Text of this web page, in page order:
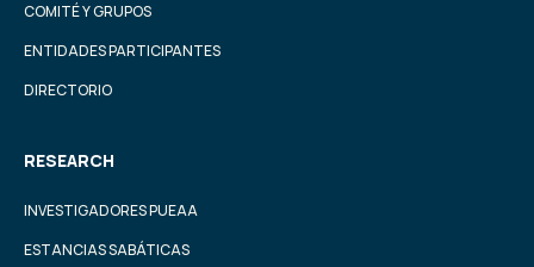
COMITÉ Y GRUPOS
ENTIDADES PARTICIPANTES
DIRECTORIO
RESEARCH
INVESTIGADORES PUEAA
ESTANCIAS SABÁTICAS